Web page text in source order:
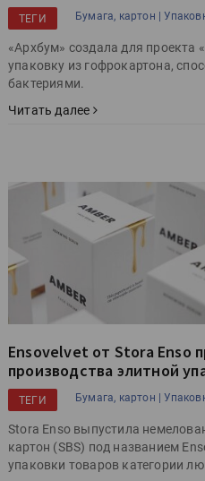
ТЕГИ Бумага, картон |
«Архбум» создала для проекта
упаковку из гофрокартона,
бактериями.
Читать далее
Ensovelvet от Stora Enso
производства элитной
ТЕГИ Бумага, картон |
Stora Enso выпустила
картон (SBS) под названием
упаковки товаров категории